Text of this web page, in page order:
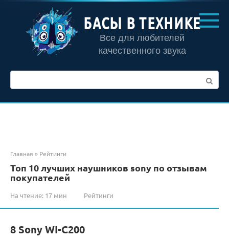
контенту
БАСЫ В ТЕХНИКЕ
Все для любителей
качественного звука
Главная » Рейтинги
Топ 10 лучших наушников sony по отзывам
покупателей
На чтение: 17 мин Рейтинги
8 Sony WI-C200